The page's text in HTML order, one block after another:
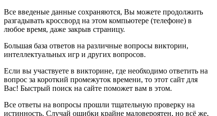
Все введеные данные сохраняются, Вы можете продолжить
разгадывать кроссворд на этом компьютере (телефоне) в
любое время, даже закрыв страницу.
Большая база ответов на различные вопросы викторин,
интеллектуальных игр и других вопросов.
Если вы участвуете в викторине, где необходимо ответить на
вопрос за короткий промежуток времени, то этот сайт для
Вас! Быстрый поиск на сайте поможет вам в этом.
Все ответы на вопросы прошли тщательную проверку на
истинность. Случай ошибки крайне маловероятен, но всё же,